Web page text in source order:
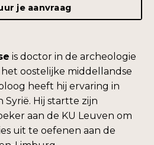
je aanvraag
is doctor in de archeologie
oostelijke middellandse
heeft hij ervaring in
Syrië. Hij startte zijn
aan de KU Leuven om
uit te oefenen aan de